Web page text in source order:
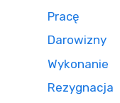
Pracę
Darowizny
Wykonanie
Rezygnacja